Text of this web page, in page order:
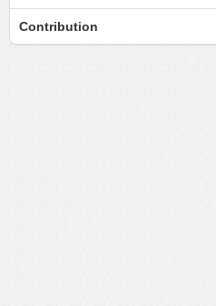
Contribution